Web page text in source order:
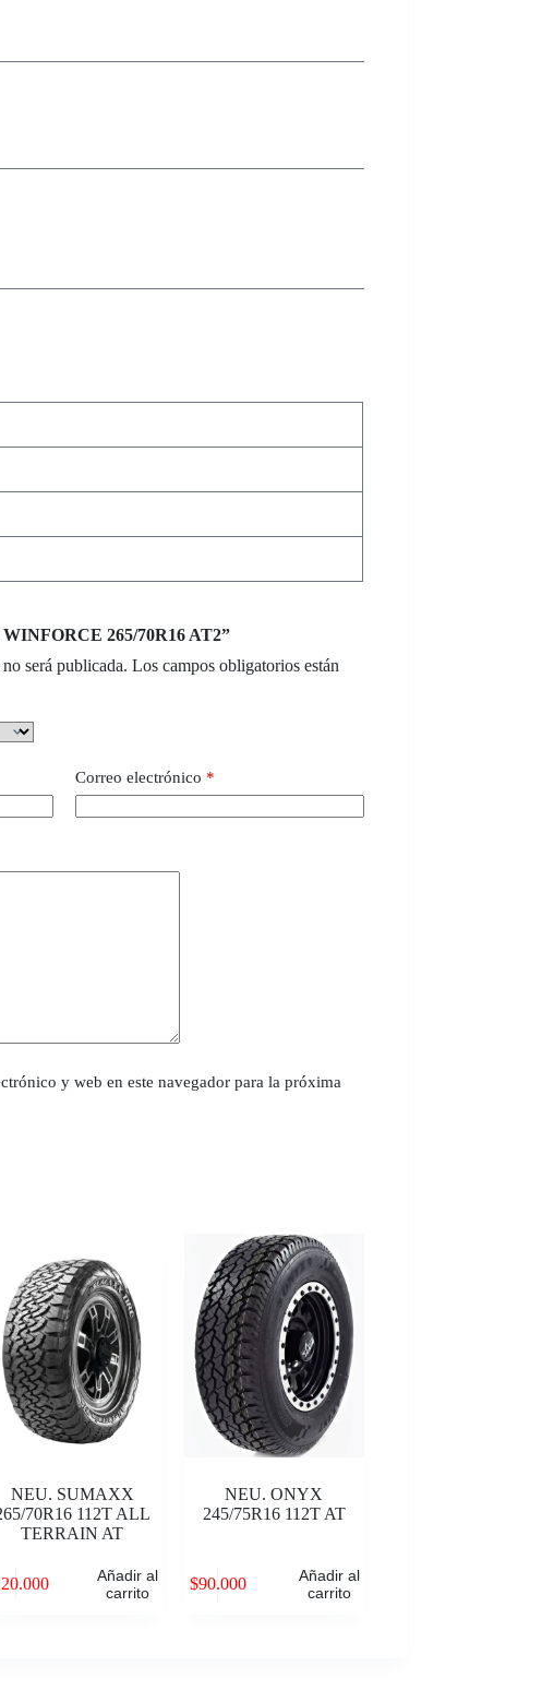
265/70R16 AT2”
será publicada. Los campos obligatorios están
Correo electrónico *
y web en este navegador para la próxima
NEU. SUMAXX
70R16 112T ALL
TERRAIN AT
Añadir al
carrito
NEU. ONYX
245/75R16 112T AT
$90.000
Añadir al
carrito